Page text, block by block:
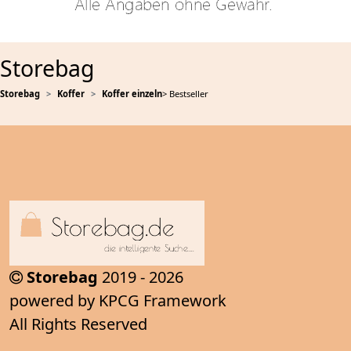
Storebag
Storebag Koffer Koffer einzeln> Bestseller
Storebag 2019 - 2026
powered by KPCG Framework
All Rights Reserved